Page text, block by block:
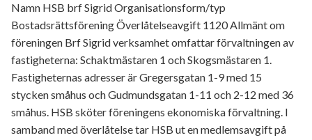
Namn HSB brf Sigrid Organisationsform/typ
Bostadsrättsförening Överlåtelseavgift 1120 Allmänt om
föreningen Brf Sigrid verksamhet omfattar förvaltningen av
fastigheterna: Schaktmästaren 1 och Skogsmästaren 1.
Fastigheternas adresser är Gregersgatan 1-9 med 15
stycken småhus och Gudmundsgatan 1-11 och 2-12 med 36
småhus. HSB sköter föreningens ekonomiska förvaltning. I
samband med överlåtelse tar HSB ut en medlemsavgift på